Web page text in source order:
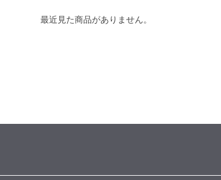
最近見た商品がありません。